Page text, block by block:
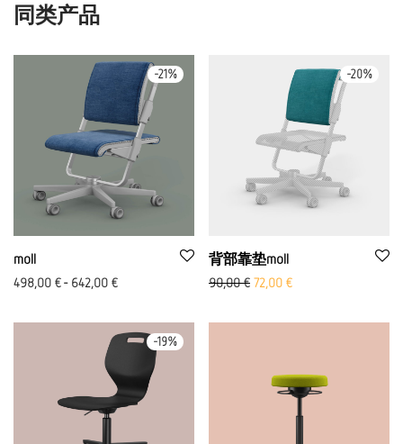
同类产品
-21%
moll
498,00 €- 642,00 €
-20%
背部靠垫moll
90,00€ 原价：90,00 欧元
72,00 €Aktueller Preis ist:
-19%